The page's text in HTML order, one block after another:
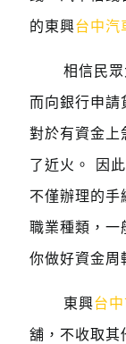
的東興台中汽
相信民
而向銀行申請
對於有資金上
了近火。 因此
不僅辦理的手
職業種類，一
你做好資金周
東興台
舖，不收取其